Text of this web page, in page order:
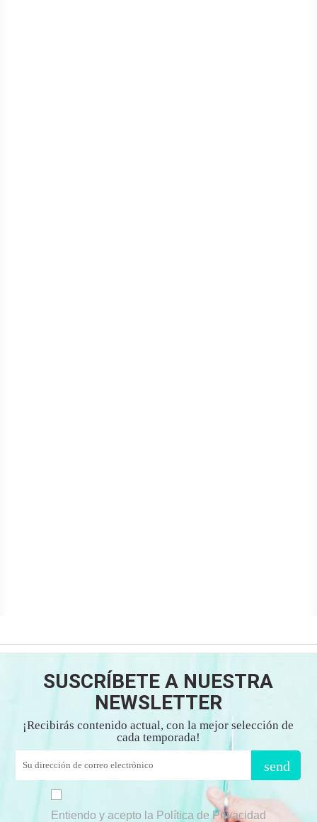
SUSCRÍBETE A NUESTRA
NEWSLETTER
¡Recibirás contenido actual, con la mejor selección de
cada temporada!
send
Entiendo y acepto la Política de Privacidad